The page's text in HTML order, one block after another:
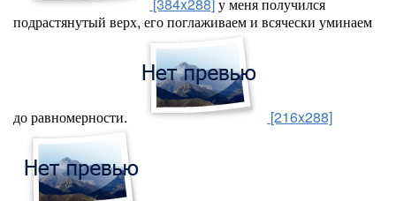
подрастянутый верх, его поглаживаем и всячески уминаем
до равномерности. [216x288]